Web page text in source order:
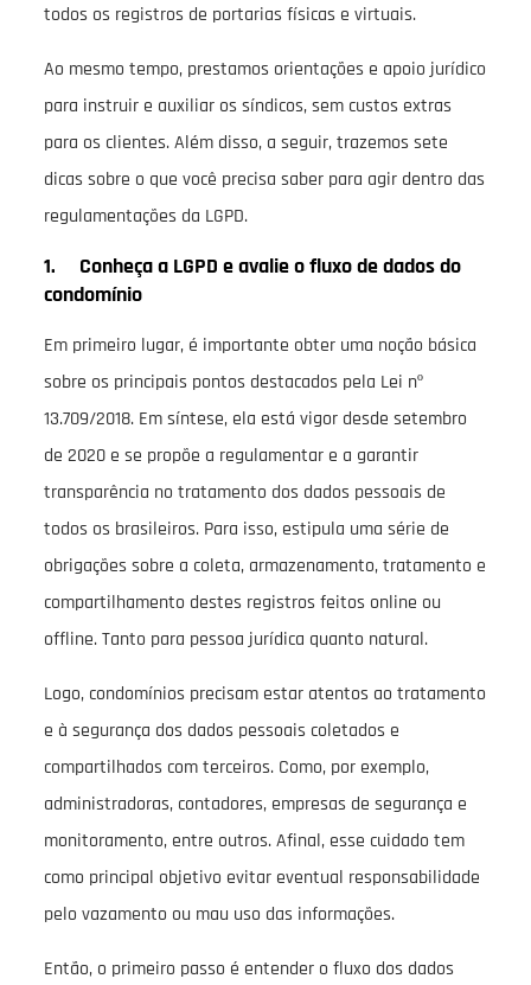
todos os registros de portarias físicas e virtuais.
Ao mesmo tempo, prestamos orientações e apoio jurídico
para instruir e auxiliar os síndicos, sem custos extras
para os clientes. Além disso, a seguir, trazemos sete
dicas sobre o que você precisa saber para agir dentro das
regulamentações da LGPD.
1. Conheça a LGPD e avalie o fluxo de dados do
condomínio
Em primeiro lugar, é importante obter uma noção básica
sobre os principais pontos destacados pela Lei nº
13.709/2018. Em síntese, ela está vigor desde setembro
de 2020 e se propõe a regulamentar e a garantir
transparência no tratamento dos dados pessoais de
todos os brasileiros. Para isso, estipula uma série de
obrigações sobre a coleta, armazenamento, tratamento e
compartilhamento destes registros feitos online ou
offline. Tanto para pessoa jurídica quanto natural.
Logo, condomínios precisam estar atentos ao tratamento
e à segurança dos dados pessoais coletados e
compartilhados com terceiros. Como, por exemplo,
administradoras, contadores, empresas de segurança e
monitoramento, entre outros. Afinal, esse cuidado tem
como principal objetivo evitar eventual responsabilidade
pelo vazamento ou mau uso das informações.
Então, o primeiro passo é entender o fluxo dos dados